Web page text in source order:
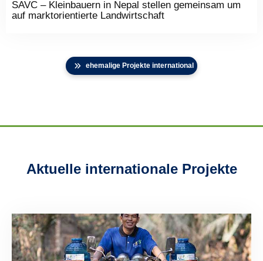
SAVC – Kleinbauern in Nepal stellen gemeinsam um
auf marktorientierte Landwirtschaft
ehemalige Projekte international
Aktuelle internationale Projekte